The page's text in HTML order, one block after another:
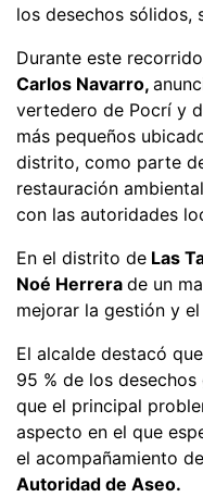
los desechos sólidos,
Durante este
Carlos Navarro,
vertedero de Pocrí y
más pequeños
distrito, como parte
restauración
con las autoridades
En el distrito de Las
Noé Herrera de un
mejorar la gestión y
El alcalde destacó
95 % de los
que el principal
aspecto en el que
el acompañamiento
Autoridad de Aseo.